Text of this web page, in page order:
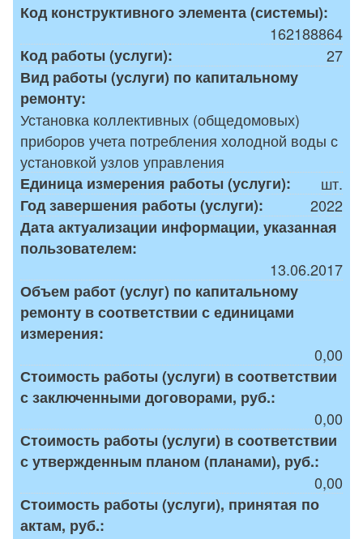
Код конструктивного элемента (системы):
162188864
Код работы (услуги):
27
Вид работы (услуги) по капитальному
ремонту:
Установка коллективных (общедомовых)
приборов учета потребления холодной воды с
установкой узлов управления
Единица измерения работы (услуги):
шт.
Год завершения работы (услуги):
2022
Дата актуализации информации, указанная
пользователем:
13.06.2017
Объем работ (услуг) по капитальному
ремонту в соответствии с единицами
измерения:
0,00
Стоимость работы (услуги) в соответствии
с заключенными договорами, руб.:
0,00
Стоимость работы (услуги) в соответствии
с утвержденным планом (планами), руб.:
0,00
Стоимость работы (услуги), принятая по
актам, руб.: